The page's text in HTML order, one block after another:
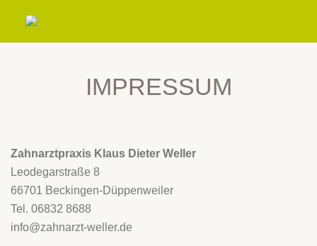
IMPRESSUM
Zahnarztpraxis Klaus Dieter Weller
Leodegarstraße 8
66701 Beckingen-Düppenweiler
Tel. 06832 8688
info@zahnarzt-weller.de